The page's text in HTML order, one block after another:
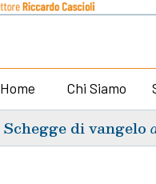
Home Chi Siamo
Schegge di vangelo